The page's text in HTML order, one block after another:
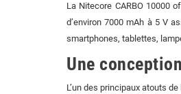
La Nitecore CARBO 10000
d’environ 7000 mAh à 5 V
smartphones, tablettes,
Une
L’un des principaux atouts